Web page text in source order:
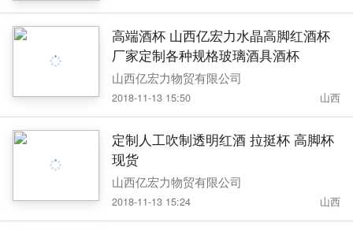
高端酒杯 山西亿宏力水晶高脚红酒杯
厂家定制各种规格玻璃酒具酒杯
山西亿宏力物贸有限公司
2018-11-13 15:50 山西
定制人工吹制透明红酒 拉挺杯 高脚杯
现货
山西亿宏力物贸有限公司
2018-11-13 15:24 山西